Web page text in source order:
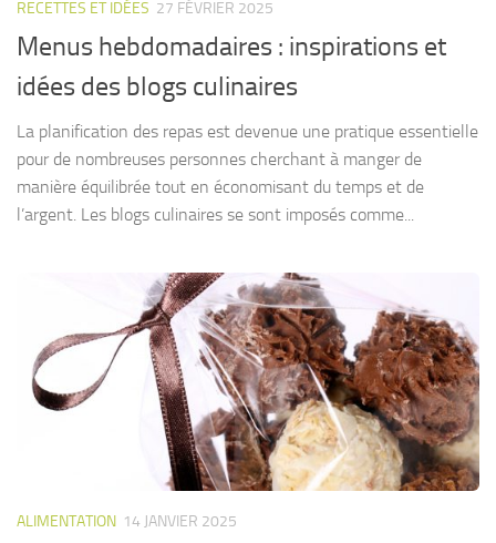
RECETTES ET IDÉES 27 FÉVRIER 2025
Menus hebdomadaires : inspirations et
idées des blogs culinaires
La planification des repas est devenue une pratique essentielle
pour de nombreuses personnes cherchant à manger de
manière équilibrée tout en économisant du temps et de
l’argent. Les blogs culinaires se sont imposés comme...
ALIMENTATION 14 JANVIER 2025